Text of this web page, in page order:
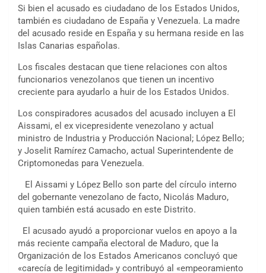
Si bien el acusado es ciudadano de los Estados Unidos,
también es ciudadano de España y Venezuela. La madre
del acusado reside en España y su hermana reside en las
Islas Canarias españolas.
Los fiscales destacan que tiene relaciones con altos
funcionarios venezolanos que tienen un incentivo
creciente para ayudarlo a huir de los Estados Unidos.
Los conspiradores acusados ​​del acusado incluyen a El
Aissami, el ex vicepresidente venezolano y actual
ministro de Industria y Producción Nacional; López Bello;
y Joselit Ramírez Camacho, actual Superintendente de
Criptomonedas para Venezuela.
El Aissami y López Bello son parte del círculo interno
del gobernante venezolano de facto, Nicolás Maduro,
quien también está acusado en este Distrito.
El acusado ayudó a proporcionar vuelos en apoyo a la
más reciente campaña electoral de Maduro, que la
Organización de los Estados Americanos concluyó que
«carecía de legitimidad» y contribuyó al «empeoramiento